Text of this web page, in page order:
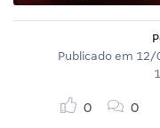
Publicado em 12/
0 0